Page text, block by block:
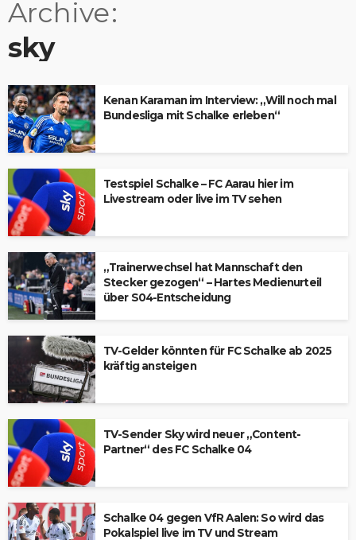
Archive
sky
Kenan Karaman im Interview: „Will noch mal
Bundesliga mit Schalke erleben“
Testspiel Schalke – FC Aarau hier im
Livestream oder live im TV sehen
„Trainerwechsel hat Mannschaft den
Stecker gezogen“ – Hartes Medienurteil
über S04-Entscheidung
TV-Gelder könnten für FC Schalke ab 2025
kräftig ansteigen
TV-Sender Sky wird neuer „Content-
Partner“ des FC Schalke 04
Schalke 04 gegen VfR Aalen: So wird das
Pokalspiel live im TV und Stream